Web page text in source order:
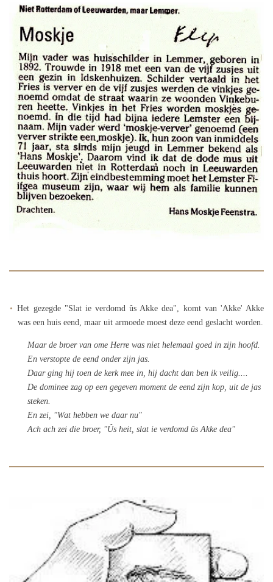
Het gezegde "Slat ie verdomd ûs Akke dea", komt van 'Akke' Akke
was een huis eend, maar uit armoede moest deze eend geslacht worden.
Maar de broer van ome Herre was niet helemaal goed in zijn hoofd.
En verstopte de eend onder zijn jas.
Daar ging hij toen de kerk mee in, hij dacht dan ben ik veilig....
De dominee zag op een gegeven moment de eend zijn kop, uit de jas
steken.
En zei, "Wat hebben we daar nu"
Ach ach zei die broer, "Ûs heit, slat ie verdomd ûs Akke dea"